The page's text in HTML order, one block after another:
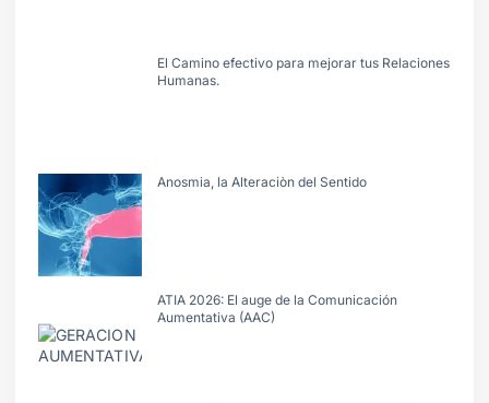
El Camino efectivo para mejorar tus Relaciones
Humanas.
Anosmia, la Alteraciòn del Sentido
ATIA 2026: El auge de la Comunicación
Aumentativa (AAC)